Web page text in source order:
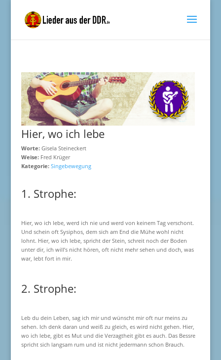
Hier, wo ich lebe
Worte:Gisela Steineckert
Weise:Fred Krüger
Kategorie: Singebewegung
1. Strophe:
Hier, wo ich lebe, werd ich nie und werd von keinem Tag verschont.
Und schein oft Sysiphos, dem sich am End die Mühe wohl nicht
lohnt. Hier, wo ich lebe, spricht der Stein, schreit noch der Boden
unter dir, ich will’s nicht hören, oft nicht mehr sehen und doch, was
war, lebt fort in mir.
2. Strophe:
Leb du dein Leben, sag ich mir und wünscht mir oft nur meins zu
sehen. Ich denk daran und weiß zu gleich, es wird nicht gehen. Hier,
wo ich lebe, gibt es Mut und die Verzagtheit gibt es auch. Das Bessre
spricht sich langsam rum und ist nicht jedermann schon Brauch.